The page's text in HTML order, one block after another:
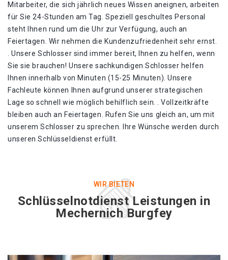
Mitarbeiter, die sich jährlich neues Wissen aneignen, arbeiten
für Sie 24-Stunden am Tag. Speziell geschultes Personal
steht Ihnen rund um die Uhr zur Verfügung, auch an
Feiertagen. Wir nehmen die Kundenzufriedenheit sehr ernst.
. Unsere Schlosser sind immer bereit, Ihnen zu helfen, wenn
Sie sie brauchen! Unsere sachkundigen Schlosser helfen
Ihnen innerhalb von Minuten (15-25 Minuten). Unsere
Fachleute können Ihnen aufgrund unserer strategischen
Lage so schnell wie möglich behilflich sein. . Vollzeitkräfte
bleiben auch an Feiertagen. Rufen Sie uns gleich an, um mit
unserem Schlosser zu sprechen. Ihre Wünsche werden durch
unseren Schlüsseldienst erfüllt.
WIR BIETEN
Schlüsselnotdienst Leistungen in
Mechernich Burgfey